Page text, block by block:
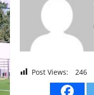
Post Views: 246